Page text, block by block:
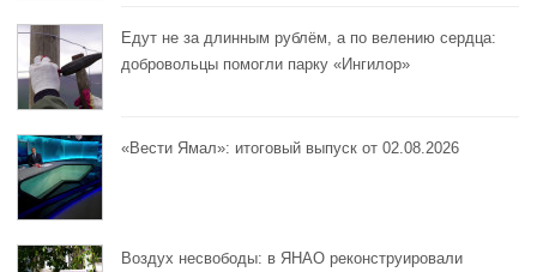
Едут не за длинным рублём, а по велению сердца:
добровольцы помогли парку «Ингилор»
«Вести Ямал»: итоговый выпуск от 02.08.2026
Воздух несвободы: в ЯНАО реконструировали